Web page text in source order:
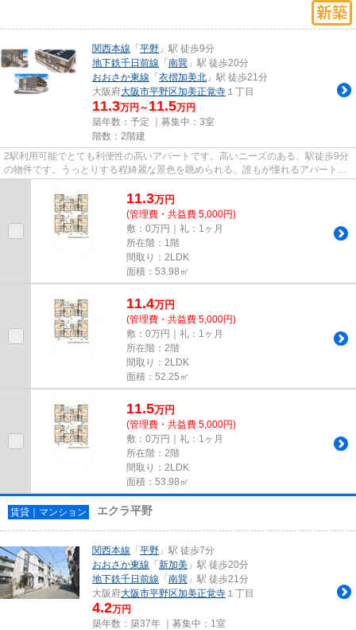
関西本線 「平野 」駅 徒歩9分
地下鉄千日前線 「南巽 」駅 徒歩20分
おおさか東線 「衣摺加美北 」駅 徒歩21分
大阪府大阪市平野区加美正覚寺 １丁目
11.3万円～ 11.5万円
築年数：予定 ｜募集中： 3室
階数：2階建
2駅利用可能でとても利便性の高いアパートです。高いニーズのある、駅徒歩9分
の物件です。うっとりする程綺麗な景色を眺められる、誰もが憧れるアパートで
す。こちらは初期費用をカー...
11.3万円
(管理費・共益費 5,000円)
敷：0万円｜礼：1ヶ月
所在階：1階
間取り：2LDK
面積：53.98㎡
11.4万円
(管理費・共益費 5,000円)
敷：0万円｜礼：1ヶ月
所在階：2階
間取り：2LDK
面積：52.25㎡
11.5万円
(管理費・共益費 5,000円)
敷：0万円｜礼：1ヶ月
所在階：2階
間取り：2LDK
面積：53.98㎡
賃貸｜マンション エクラ平野
関西本線 「平野 」駅 徒歩7分
おおさか東線 「新加美 」駅 徒歩20分
地下鉄千日前線 「南巽 」駅 徒歩21分
大阪府大阪市平野区加美正覚寺 １丁目
4.2万円
築年数：築37年 ｜募集中： 1室